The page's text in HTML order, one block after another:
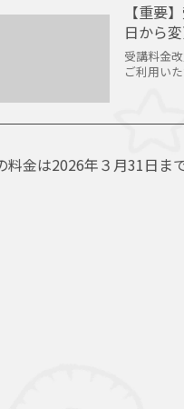
【重要
日から
受講料金
ご利用い
料金は2026年３月31日ま